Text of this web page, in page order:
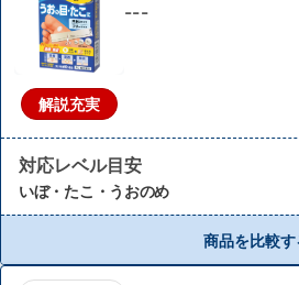
解説充実
---
対応レベル目安
いぼ・たこ・うおのめ
商品を比較す